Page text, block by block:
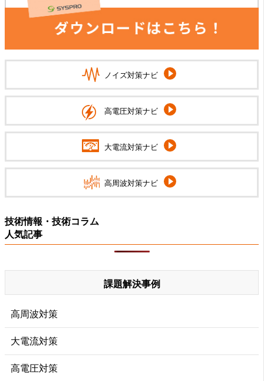
ノイズ対策ナビ
高電圧対策ナビ
大電流対策ナビ
高周波対策ナビ
技術情報・技術コラム
人気記事
課題解決事例
高周波対策
大電流対策
高電圧対策